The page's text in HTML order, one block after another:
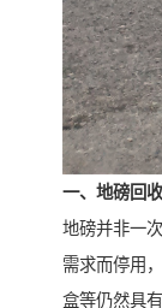
一、地磅回
地磅并非一
需求而停用
盒等仍然具